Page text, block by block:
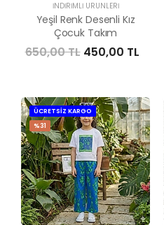
İNDIRIMLI ÜRÜNLERI
Yeşil Renk Desenli Kız
Çocuk Takım
650,00 TL 450,00 TL
ÜCRETSİZ KARGO
%31